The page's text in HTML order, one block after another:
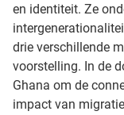
en identiteit. Ze
drie verschillende
voorstelling. In de
Ghana om de
impact van